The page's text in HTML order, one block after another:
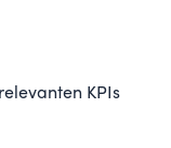
KPIs